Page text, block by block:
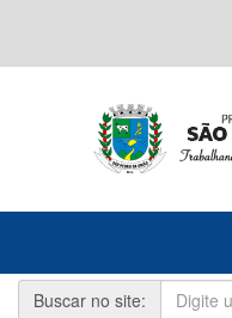
Buscar no site: